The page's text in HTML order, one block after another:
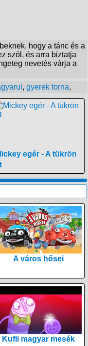
hogy a tánc és a
szól, és arra biztatja
nevetés várja a
, gyerek torna,
egér - A tükrön
A város hősei
Kufli magyar mesék